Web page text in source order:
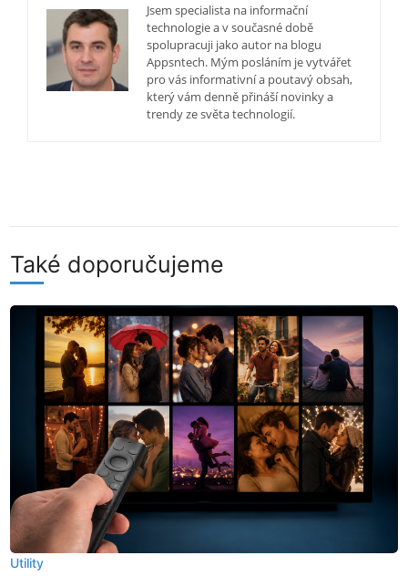
Jsem specialista na informační
technologie a v současné době
spolupracuji jako autor na blogu
Appsntech. Mým posláním je vytvářet
pro vás informativní a poutavý obsah,
který vám denně přináší novinky a
trendy ze světa technologií.
Také doporučujeme
Utility